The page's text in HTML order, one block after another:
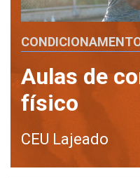
Aulas de
físico
CEU Lajeado